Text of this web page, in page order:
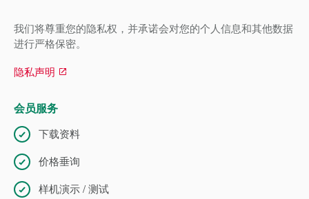
我们将尊重您的隐私权，并承诺会对您的个人信息和其他数据
进行严格保密。
隐私声明
会员服务
下载资料
价格垂询
样机演示 / 测试